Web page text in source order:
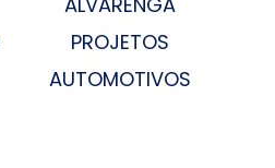
PROJETOS
AUTOMOTIVOS